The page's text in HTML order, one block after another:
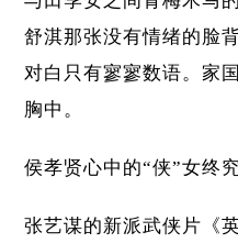
舒淇那张没有情绪的脸
对白只有寥寥数语。家
胸中。
侯孝贤心中的“侠”女终
张艺谋的新派武侠片《